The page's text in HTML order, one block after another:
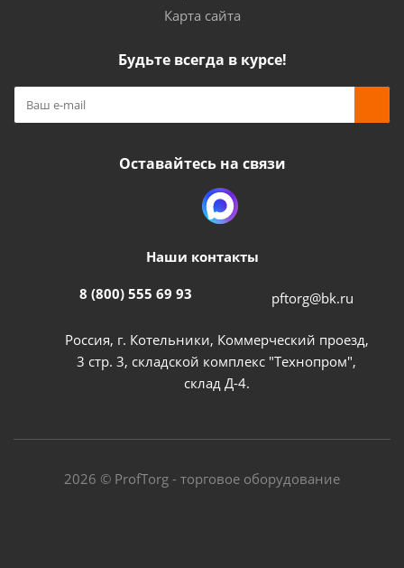
Карта сайта
Будьте всегда в курсе!
Оставайтесь на связи
Наши контакты
8 (800) 555 69 93 pftorg@bk.ru
Россия, г. Котельники, Коммерческий проезд,
3 стр. 3, складской комплекс "Технопром",
склад Д-4.
2026 © ProfTorg - торговое оборудование